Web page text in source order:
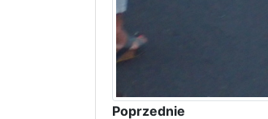
Poprzednie